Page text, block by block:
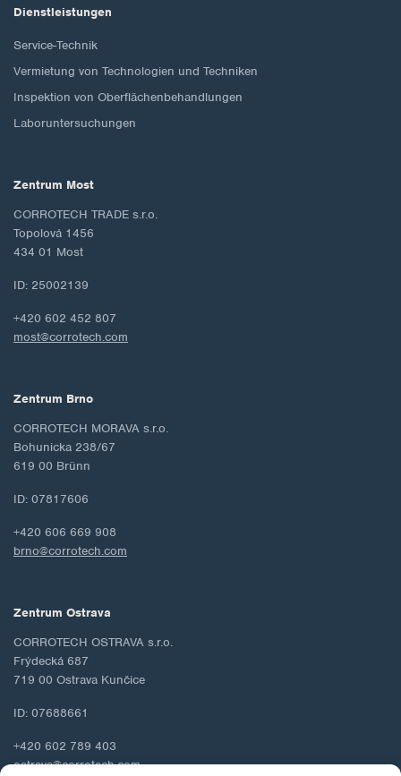
Dienstleistungen
Service-Technik
Vermietung von Technologien und Techniken
Inspektion von Oberflächenbehandlungen
Laboruntersuchungen
Zentrum Most
CORROTECH TRADE s.r.o.
Topolová 1456
434 01 Most
ID: 25002139
+420 602 452 807
most@corrotech.com
Zentrum Brno
CORROTECH MORAVA s.r.o.
Bohunicka 238/67
619 00 Brünn
ID: 07817606
+420 606 669 908
brno@corrotech.com
Zentrum Ostrava
CORROTECH OSTRAVA s.r.o.
Frýdecká 687
719 00 Ostrava Kunčice
ID: 07688661
+420 602 789 403
ostrava@corrotech.com